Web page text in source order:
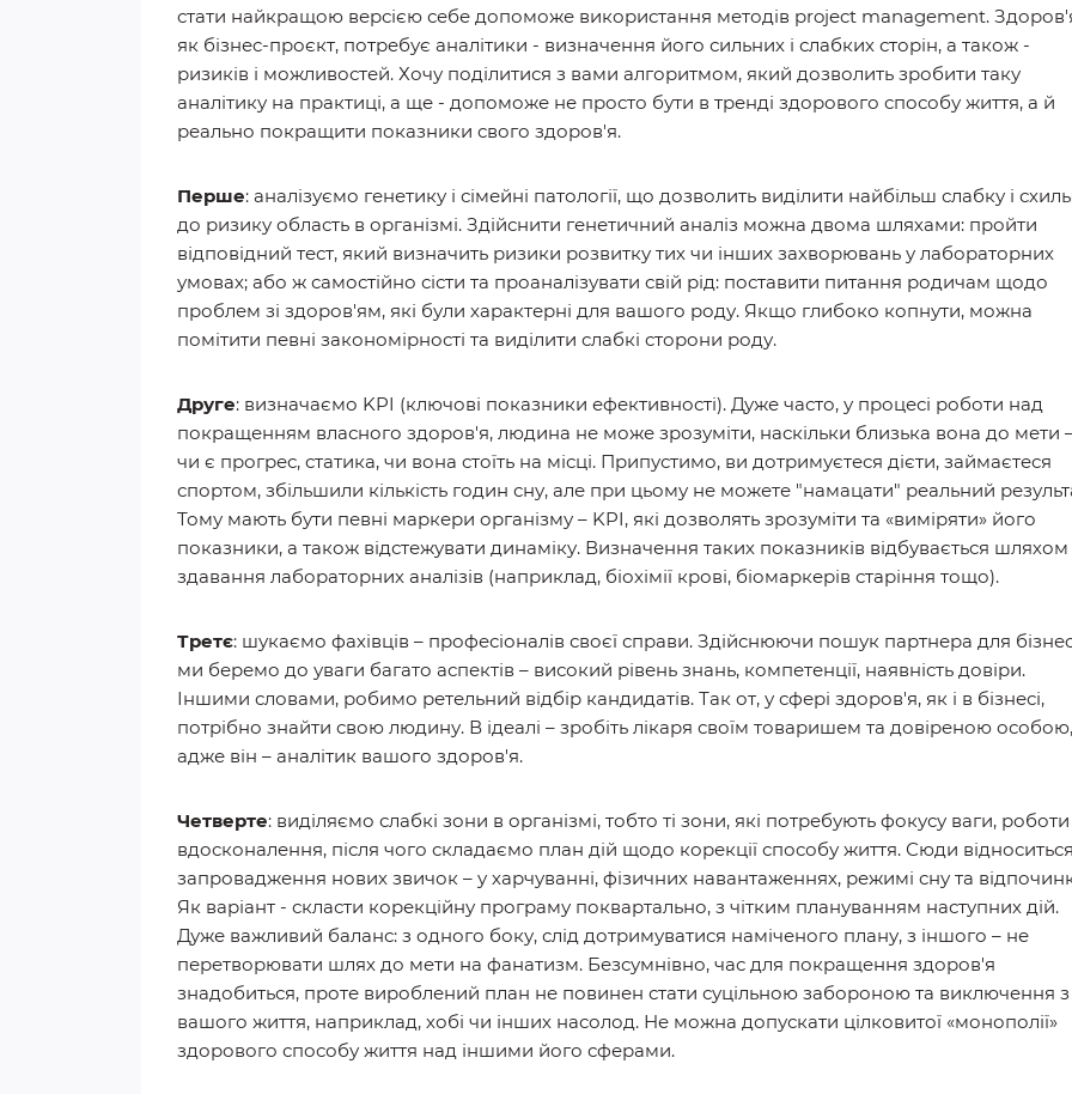
стати найкращою версією себе допоможе використання методів project management.
як бізнес-проєкт, потребує аналітики - визначення його сильних і слабких сторін, а також -
ризиків і можливостей. Хочу поділитися з вами алгоритмом, який дозволить зробити таку
аналітику на практиці, а ще - допоможе не просто бути в тренді здорового способу життя, а й
реально покращити показники свого здоров'я.
Перше: аналізуємо генетику і сімейні патології, що дозволить виділити найбільш слабку і
до ризику область в організмі. Здійснити генетичний аналіз можна двома шляхами: пройти
відповідний тест, який визначить ризики розвитку тих чи інших захворювань у лабораторних
умовах; або ж самостійно сісти та проаналізувати свій рід: поставити питання родичам щодо
проблем зі здоров'ям, які були характерні для вашого роду. Якщо глибоко копнути, можна
помітити певні закономірності та виділити слабкі сторони роду.
Друге: визначаємо KPI (ключові показники ефективності). Дуже часто, у процесі роботи над
покращенням власного здоров'я, людина не може зрозуміти, наскільки близька вона до мети
чи є прогрес, статика, чи вона стоїть на місці. Припустимо, ви дотримуєтеся дієти, займаєтеся
спортом, збільшили кількість годин сну, але при цьому не можете "намацати" реальний
Тому мають бути певні маркери організму – KPI, які дозволять зрозуміти та «виміряти» його
показники, а також відстежувати динаміку. Визначення таких показників відбувається шляхом
здавання лабораторних аналізів (наприклад, біохімії крові, біомаркерів старіння тощо).
Третє: шукаємо фахівців – професіоналів своєї справи. Здійснюючи пошук партнера для
ми беремо до уваги багато аспектів – високий рівень знань, компетенції, наявність довіри.
Іншими словами, робимо ретельний відбір кандидатів. Так от, у сфері здоров'я, як і в бізнесі,
потрібно знайти свою людину. В ідеалі – зробіть лікаря своїм товаришем та довіреною особою,
адже він – аналітик вашого здоров'я.
Четверте: виділяємо слабкі зони в організмі, тобто ті зони, які потребують фокусу ваги,
вдосконалення, після чого складаємо план дій щодо корекції способу життя. Сюди відноситься
запровадження нових звичок – у харчуванні, фізичних навантаженнях, режимі сну та
Як варіант - скласти корекційну програму поквартально, з чітким плануванням наступних дій.
Дуже важливий баланс: з одного боку, слід дотримуватися наміченого плану, з іншого – не
перетворювати шлях до мети на фанатизм. Безсумнівно, час для покращення здоров'я
знадобиться, проте вироблений план не повинен стати суцільною забороною та виключення з
вашого життя, наприклад, хобі чи інших насолод. Не можна допускати цілковитої «монополії»
здорового способу життя над іншими його сферами.